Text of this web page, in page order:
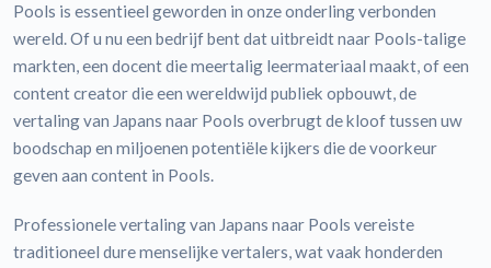
Pools is essentieel geworden in onze onderling verbonden
wereld. Of u nu een bedrijf bent dat uitbreidt naar Pools-talige
markten, een docent die meertalig leermateriaal maakt, of een
content creator die een wereldwijd publiek opbouwt, de
vertaling van Japans naar Pools overbrugt de kloof tussen uw
boodschap en miljoenen potentiële kijkers die de voorkeur
geven aan content in Pools.
Professionele vertaling van Japans naar Pools vereiste
traditioneel dure menselijke vertalers, wat vaak honderden